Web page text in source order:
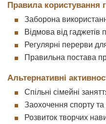
Правила користування
Заборона
Відмова від гаджетів
Регулярні перерви
Правильна постава
Альтернативні
Спільні сімейні
Заохочення спорту та
Розвиток творчих